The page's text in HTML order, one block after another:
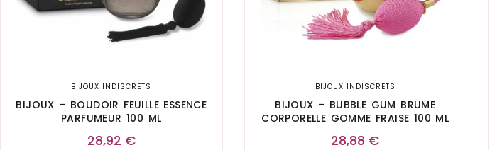
BIJOUX INDISCRETS
BIJOUX – BOUDOIR FEUILLE ESSENCE
PARFUMEUR 100 ML
28,92 €
BIJOUX INDISCRETS
BIJOUX – BUBBLE GUM BRUME
CORPORELLE GOMME FRAISE 100 ML
28,88 €